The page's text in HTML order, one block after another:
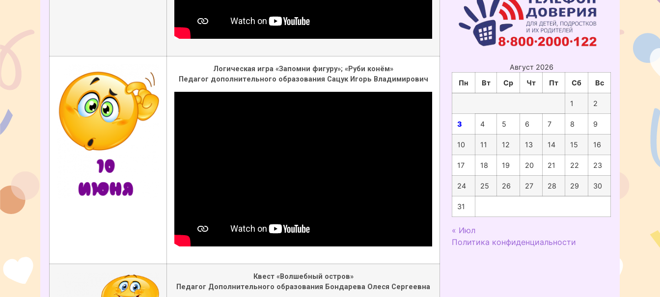
Логическая игра «Запомни фигуру»; «Руби конём»
Педагог дополнительного образования Сацук Игорь Владимирович
Квест «Волшебный остров»
Педагог Дополнительного образования Бондарева Олеся Сергеевна
Август 2026
Пн
Вт Ср Чт Пт Сб Вс
1 2
3 4 5 6 7 8 9
10 11 12 13 14 15 16
17 18 19 20 21 22 23
24 25 26 27 28 29 30
31
« Июл
Политика конфиденциальности